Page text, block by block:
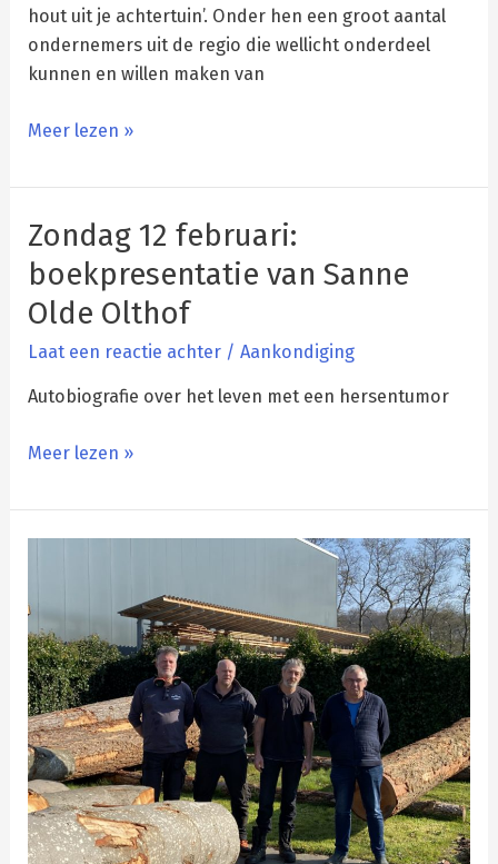
hout uit je achtertuin’. Onder hen een groot aantal
ondernemers uit de regio die wellicht onderdeel
kunnen en willen maken van
Meer lezen »
Zondag 12 februari:
boekpresentatie van Sanne
Olde Olthof
Laat een reactie achter /Aankondiging
Autobiografie over het leven met een hersentumor
Zondag
12
februari:
boekpresentatie
van
Olde
Meer lezen »
hout
uit
je
achtertuin